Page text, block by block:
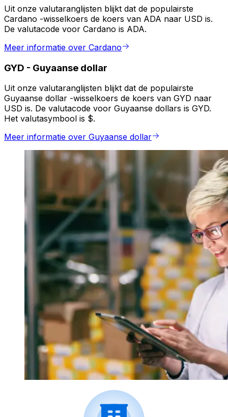
Uit onze valutaranglijsten blijkt dat de populairste
Cardano -wisselkoers de koers van ADA naar USD is.
De valutacode voor Cardano is ADA.
Meer informatie over Cardano
GYD - Guyaanse dollar
Uit onze valutaranglijsten blijkt dat de populairste
Guyaanse dollar -wisselkoers de koers van GYD naar
USD is. De valutacode voor Guyaanse dollars is GYD.
Het valutasymbool is $.
Meer informatie over Guyaanse dollar